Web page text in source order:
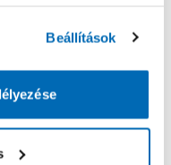
Beállítások